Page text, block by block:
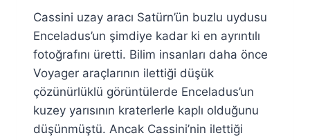
Fuat
Özyar
Cassini uzay aracı Satürn’ün buzlu uydusu
Enceladus’un şimdiye kadar ki en ayrıntılı
fotoğrafını üretti. Bilim insanları daha önce
Voyager araçlarının ilettiği düşük
çözünürlüklü görüntülerde Enceladus’un
kuzey yarısının kraterlerle kaplı olduğunu
düşünmüştü. Ancak Cassini’nin ilettiği